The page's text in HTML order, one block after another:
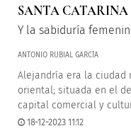
SANTA
Y la sabiduría
ANTONIO RUBIAL GARCÍA
Alejandría era la ciudad
oriental; situada en el
capital comercial y
18-12-2023 11:12